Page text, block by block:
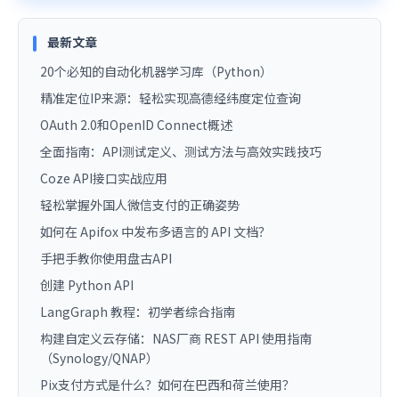
最新文章
20个必知的自动化机器学习库（Python）
精准定位IP来源：轻松实现高德经纬度定位查询
OAuth 2.0和OpenID Connect概述
全面指南：API测试定义、测试方法与高效实践技巧
Coze API接口实战应用
轻松掌握外国人微信支付的正确姿势
如何在 Apifox 中发布多语言的 API 文档？
手把手教你使用盘古API
创建 Python API
LangGraph 教程：初学者综合指南
构建自定义云存储：NAS厂商 REST API 使用指南
（Synology/QNAP）
Pix支付方式是什么？如何在巴西和荷兰使用？